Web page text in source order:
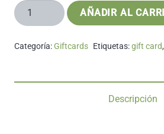
Gift
Card
$100.000
AÑADIR AL
Categoría:Giftcards Etiquetas:gift card,
Descripción